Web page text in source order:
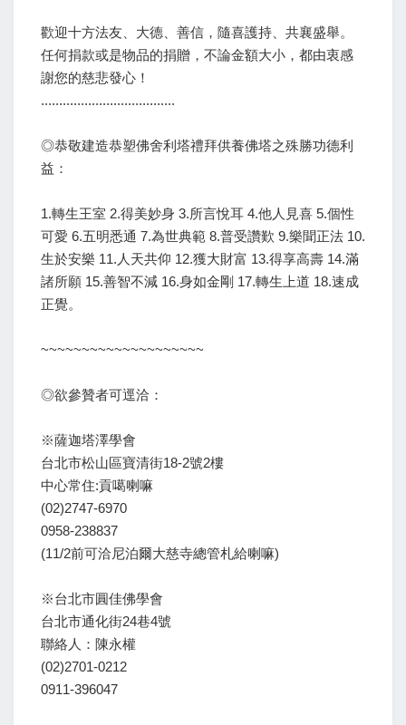
歡迎十方法友、大德、善信，隨喜護持、共襄盛舉。
任何捐款或是物品的捐贈，不論金額大小，都由衷感
謝您的慈悲發心！
.....................................
◎恭敬建造恭塑佛舍利塔禮拜供養佛塔之殊勝功德利
益：
1.轉生王室 2.得美妙身 3.所言悅耳 4.他人見喜 5.個性
可愛 6.五明悉通 7.為世典範 8.普受讚歎 9.樂聞正法 10.
生於安樂 11.人天共仰 12.獲大財富 13.得享高壽 14.滿
諸所願 15.善智不減 16.身如金剛 17.轉生上道 18.速成
正覺。
~~~~~~~~~~~~~~~~~~~~
◎欲參贊者可逕洽：
※薩迦塔澤學會
台北市松山區寶清街18-2號2樓
中心常住:貢噶喇嘛
(02)2747-6970
0958-238837
(11/2前可洽尼泊爾大慈寺總管札給喇嘛)
※台北市圓佳佛學會
台北市通化街24巷4號
聯絡人：陳永權
(02)2701-0212
0911-396047